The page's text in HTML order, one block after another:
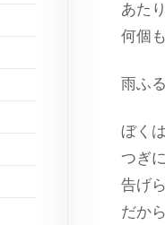
あた
何個
雨ふ
ぼく
つぎ
告げ
だか